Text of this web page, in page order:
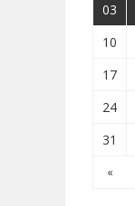
03
10
17
24
31
«